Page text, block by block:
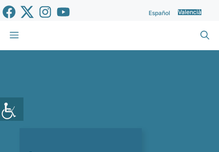
Vés
al
contingut
Español Valencià
Menu